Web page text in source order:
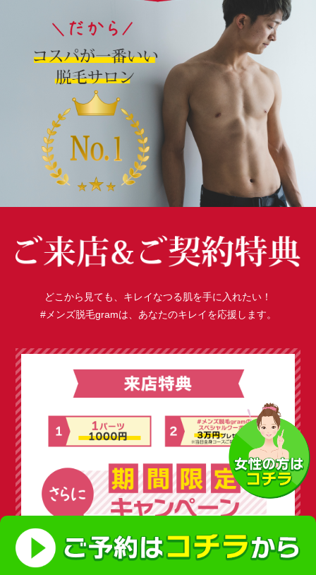
どこから見ても、キレイなつる肌を手に入れたい！
#メンズ脱毛gramは、あなたのキレイを応援します。